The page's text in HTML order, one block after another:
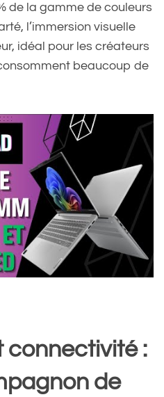
de la gamme de couleurs
l’immersion visuelle
idéal pour les créateurs
beaucoup de
connectivité :
de